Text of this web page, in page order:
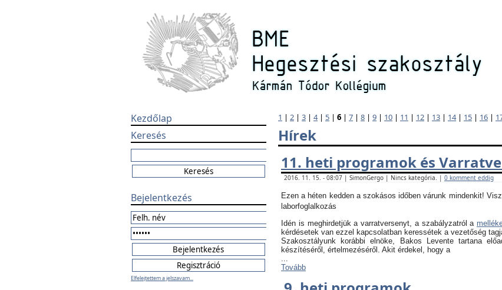
Kezdőlap
Keresés
Bejelentkezés
Elfelejtettem a jelszavam...
1 | 2 | 3 | 4| 5 | 6 | 7 | 8 | 9 | 10 | 11 | 12 | 13 | 14| 15 | 16 |
Hírek
11. heti programok és
2016. 11. 15. - 08:07 | SimonGergo | Nincs kategória. | 0 komment eddig
Ezen a héten kedden a szokásos időben várunk mindenkit!
laborfoglalkozás
Idén is meghirdetjük a varratversenyt, a szabályzatról a
kérdésetek van ezzel kapcsolatban keressétek a vezetőség
Szakosztályunk korábbi elnöke, Bakos Levente tartana
készítéséről, értelmezéséről. Akit érdekel, hogy a
...
Tovább